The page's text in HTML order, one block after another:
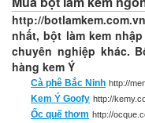
http://
nhất, bột làm kem
chuyên nghiệp khác.
hàng kem Ý
Cà phê Bắc Ninh http://
Kem Ý Goofy http://
Ốc quế thơm http://